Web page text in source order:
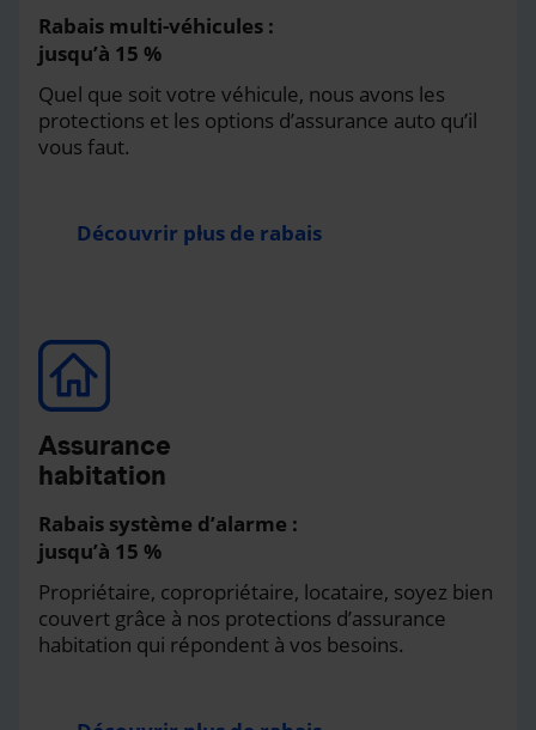
Rabais multi-véhicules :
jusqu’à 15 %
Quel que soit votre véhicule, nous avons les
protections et les options d’assurance auto qu’il
vous faut.
Découvrir plus de rabais
Assurance
habitation
Rabais système d’alarme :
jusqu’à 15 %
Propriétaire, copropriétaire, locataire, soyez bien
couvert grâce à nos protections d’assurance
habitation qui répondent à vos besoins.